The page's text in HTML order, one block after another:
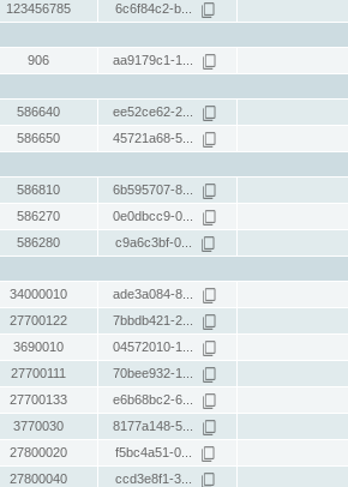
123456785 6c6f84c2-b...
906 aa9179c1-1...
586640 ee52ce62-2...
586650 45721a68-5...
586810 6b595707-8...
586270 0e0dbcc9-0...
586280 c9a6c3bf-0...
34000010 ade3a084-8...
27700122 7bbdb421-2...
3690010 04572010-1...
27700111 70bee932-1...
27700133 e6b68bc2-6...
3770030 8177a148-5...
27800020 f5bc4a51-0...
27800040 ccd3e8f1-3...